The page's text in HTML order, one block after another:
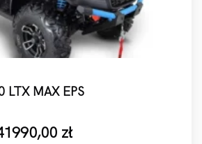
LTX MAX EPS
wynosiła: 49990,00 zł.
zł
wynosi: 41990,00 zł.